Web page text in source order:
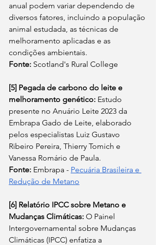
anual podem variar dependendo de
diversos fatores, incluindo a população
animal estudada, as técnicas de
melhoramento aplicadas e as
condições ambientais.
Fonte: Scotland's Rural College
[5] Pegada de carbono do leite e
melhoramento genético: Estudo
presente no Anuário Leite 2023 da
Embrapa Gado de Leite, elaborado
pelos especialistas Luiz Gustavo
Ribeiro Pereira, Thierry Tomich e
Vanessa Romário de Paula.
Fonte: Embrapa - Pecuária Brasileira e
Redução de Metano
[6] Relatório IPCC sobre Metano e
Mudanças Climáticas: O Painel
Intergovernamental sobre Mudanças
Climáticas (IPCC) enfatiza a